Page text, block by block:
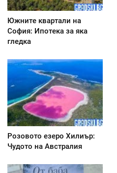
Южните квартали на
София: Ипотека за яка
гледка
Розовото езеро Хилиър:
Чудото на Австралия